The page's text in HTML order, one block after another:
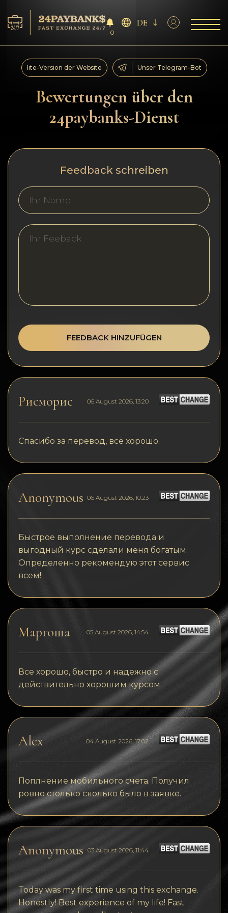
Services
Reserven
Für die Partner
Feedback
Regeln
AML/CFT
Vertraulichkeit
FAQ
Ruf
Standortkarte
0
DE
Bewertungen über den
24paybanks-Dienst
lite-Version der Website Unser Telegram-Bot
Feedback schreiben
FEEDBACK HINZUFÜGEN
Рисморис 06 August 2026, 13:20
Спасибо за перевод, всё хорошо.
Anonymous 06 August 2026, 10:23
Быстрое выполнение перевода и
выгодный курс сделали меня богатым.
Определенно рекомендую этот сервис
всем!
Маргоша 05 August 2026, 14:54
Все хорошо, быстро и надежно с
действительно хорошим курсом.
Alex 04 August 2026, 17:02
Поплнение мобильного счета. Получил
ровно столько сколько было в заявке.
Anonymous 03 August 2026, 11:44
Today was my first time using this exchange.
Honestly! Best experience of my life! Fast